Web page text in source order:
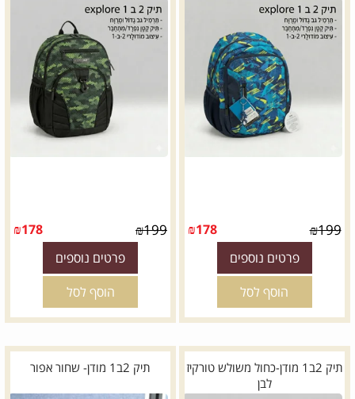
₪199
₪178
פרטים נוספים
הוסף לסל
₪199
₪178
פרטים נוספים
הוסף לסל
תיק 2ב1 מודן-כחול משולש טורקיז
לבן
תיק 2ב1 מודן- שחור אפור